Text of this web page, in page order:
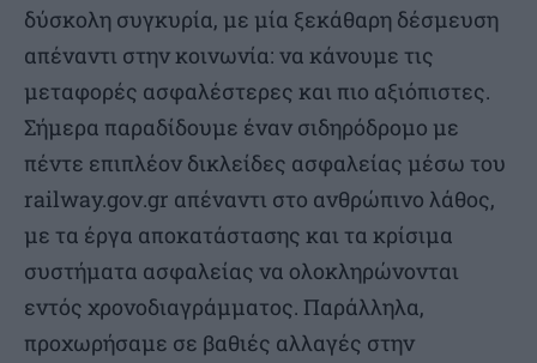
δύσκολη συγκυρία, με μία ξεκάθαρη δέσμευση
απέναντι στην κοινωνία: να κάνουμε τις
μεταφορές ασφαλέστερες και πιο αξιόπιστες.
Σήμερα παραδίδουμε έναν σιδηρόδρομο με
πέντε επιπλέον δικλείδες ασφαλείας μέσω του
railway.gov.gr απέναντι στο ανθρώπινο λάθος,
με τα έργα αποκατάστασης και τα κρίσιμα
συστήματα ασφαλείας να ολοκληρώνονται
εντός χρονοδιαγράμματος. Παράλληλα,
προχωρήσαμε σε βαθιές αλλαγές στην